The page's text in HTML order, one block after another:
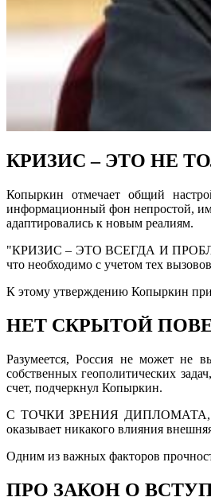
КРИЗИС – ЭТО НЕ
Копыркин отмечает общий
информационный фон непростой,
адаптировались к новым реалиям.
"КРИЗИС – ЭТО ВСЕГДА И
что необходимо с учетом тех
К этому утверждению Копыркин
НЕТ СКРЫТОЙ
Разумеется, Россия не может не
собственных геополитических
счет, подчеркнул Копыркин.
С ТОЧКИ ЗРЕНИЯ ДИПЛОМАТА, НИ
оказывает никакого влияния
Одним из важных факторов
ПРО ЗАКОН О